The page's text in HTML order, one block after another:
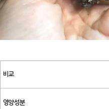
비교
영양성분